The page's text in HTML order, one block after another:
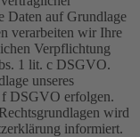
Daten auf Grundlage
verarbeiten wir Ihre
Verpflichtung
1 lit. c DSGVO.
unseres
f DSGVO erfolgen.
wird
informiert.